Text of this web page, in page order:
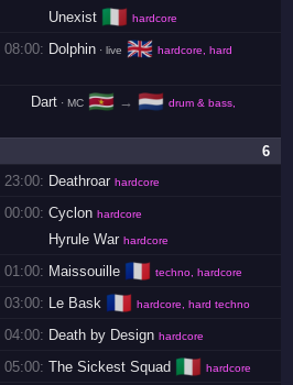
Unexist 🇮🇹 hardcore
08:00: Dolphin · live 🇬🇧 hardcore, hard
Dart · MC 🇸🇷 → 🇳🇱 drum & bass,
6
23:00: Deathroar hardcore
00:00: Cyclon hardcore
Hyrule War hardcore
01:00: Maissouille 🇫🇷 techno, hardcore
03:00: Le Bask 🇫🇷 hardcore, hard techno
04:00: Death by Design hardcore
05:00: The Sickest Squad 🇮🇹 hardcore